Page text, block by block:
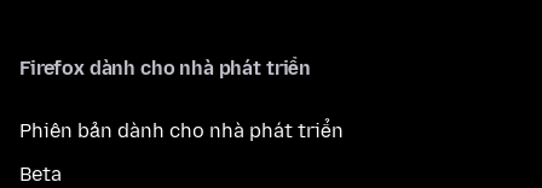
Firefox dành cho nhà phát triển
Phiên bản dành cho nhà phát triển
Beta